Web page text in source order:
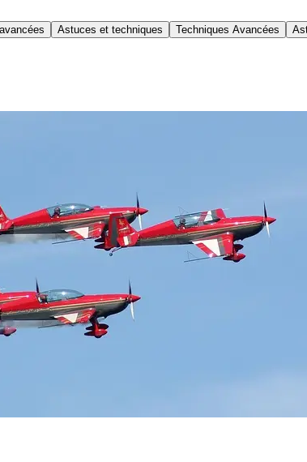
Astuces et techniques Techniques Avancées